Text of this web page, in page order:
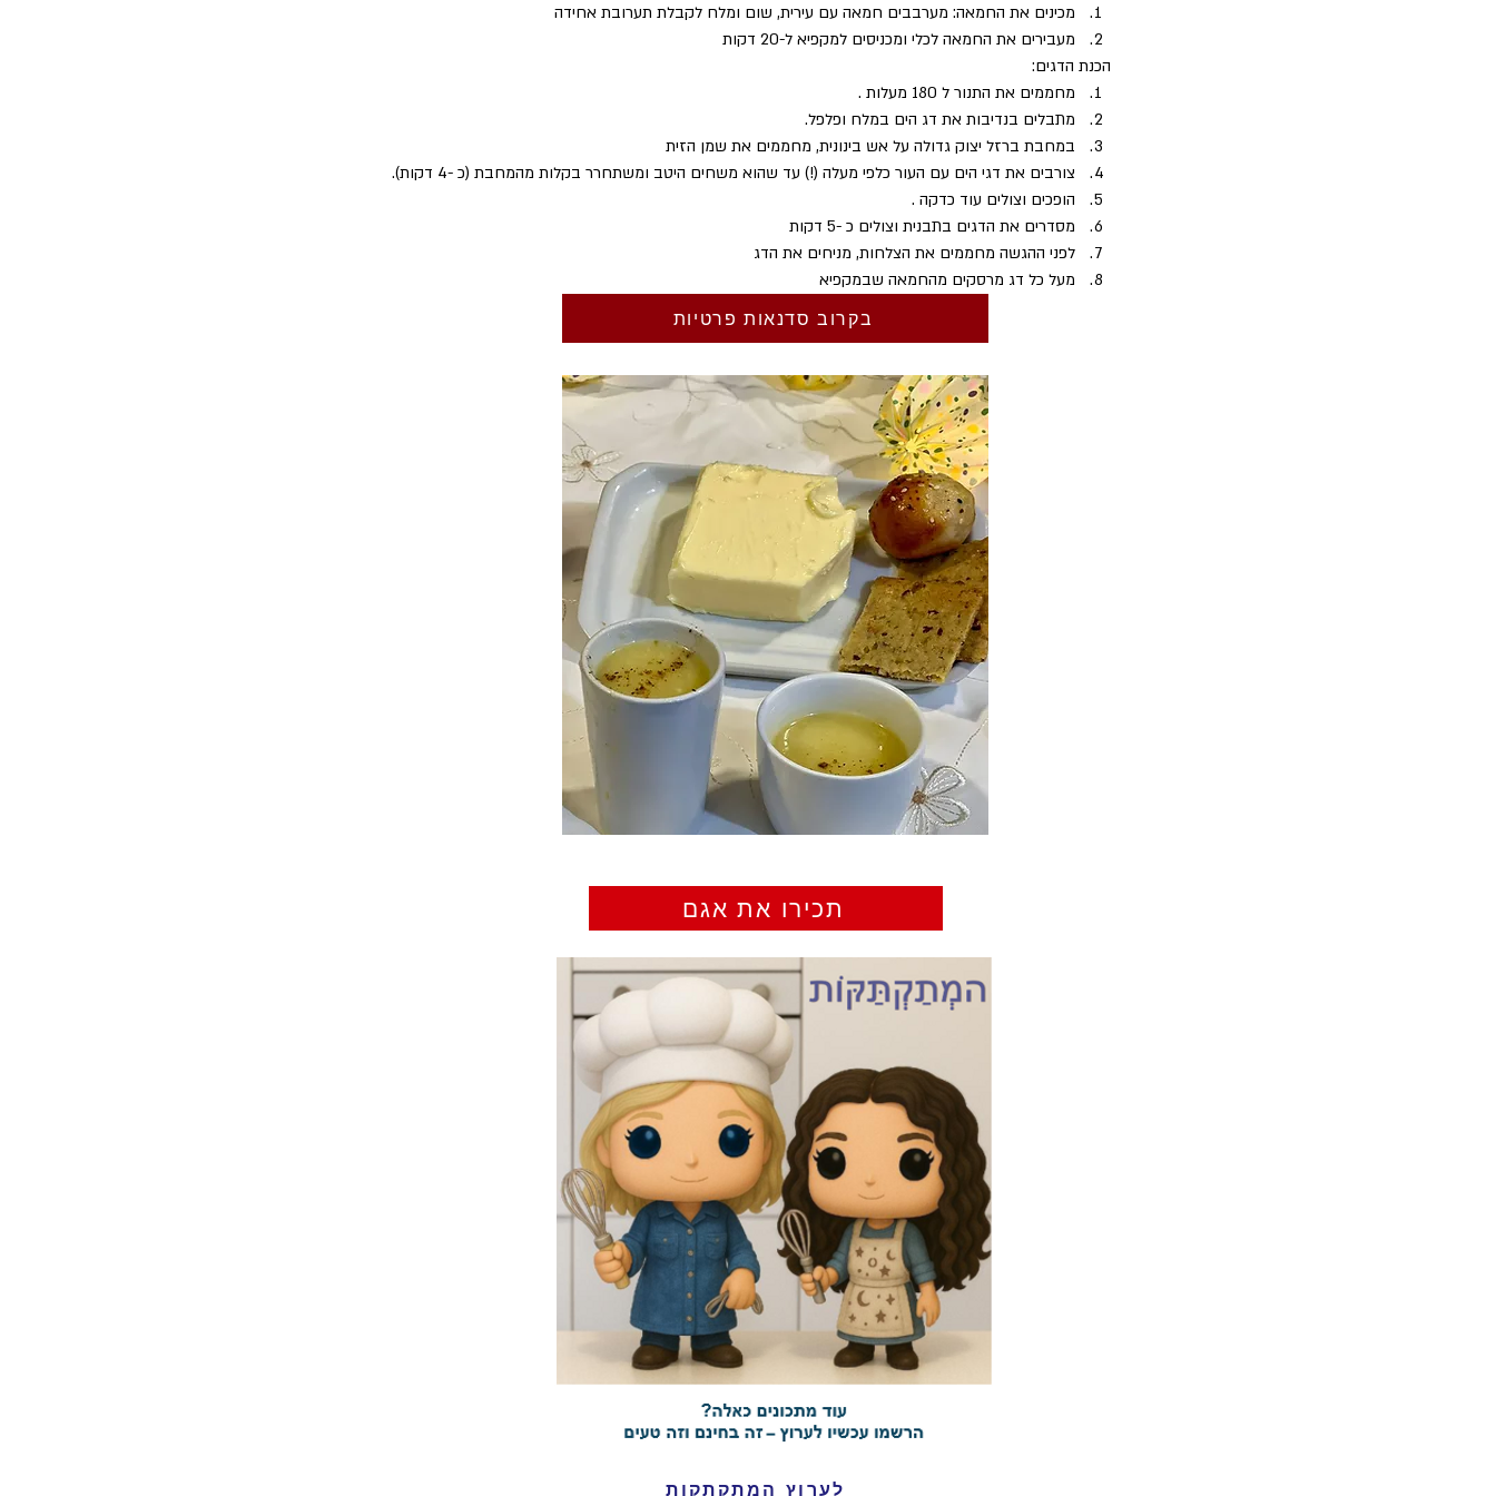
מכינים את החמאה: מערבבים חמאה עם עירית, שום ומלח לקבלת תערובת אחידה
מעבירים את החמאה לכלי ומכניסים למקפיא ל-20 דקות
הכנת הדגים:
מחממים את התנור ל 180 מעלות .
מתבלים בנדיבות את דג הים במלח ופלפל.
במחבת ברזל יצוק גדולה על אש בינונית, מחממים את שמן הזית
צורבים את דגי הים עם העור כלפי מעלה (!) עד שהוא משחים היטב ומשתחרר בקלות מהמחבת (כ -4 דקות).
הופכים וצולים עוד כדקה .
מסדרים את הדגים בתבנית וצולים כ -5 דקות
לפני ההגשה מחממים את הצלחות, מניחים את הדג
מעל כל דג מרסקים מהחמאה שבמקפיא
בקרוב סדנאות פרטיות
תכירו את אגם
לערוץ המתקתקות